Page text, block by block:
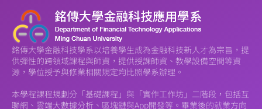
銘傳大學金融科技學系以培養學生成為金融科技新人才為宗旨，提
供彈性的跨領域課程與師資，提供授課師資、教學設備空間等資
源，學位授予與修業相關規定均比照學系辦理。
本學程課程規劃分「基礎課程」與「實作工作坊」二階段，包括互
聯網、雲端大數據分析、區塊鏈與App開發等。畢業後的就業方向